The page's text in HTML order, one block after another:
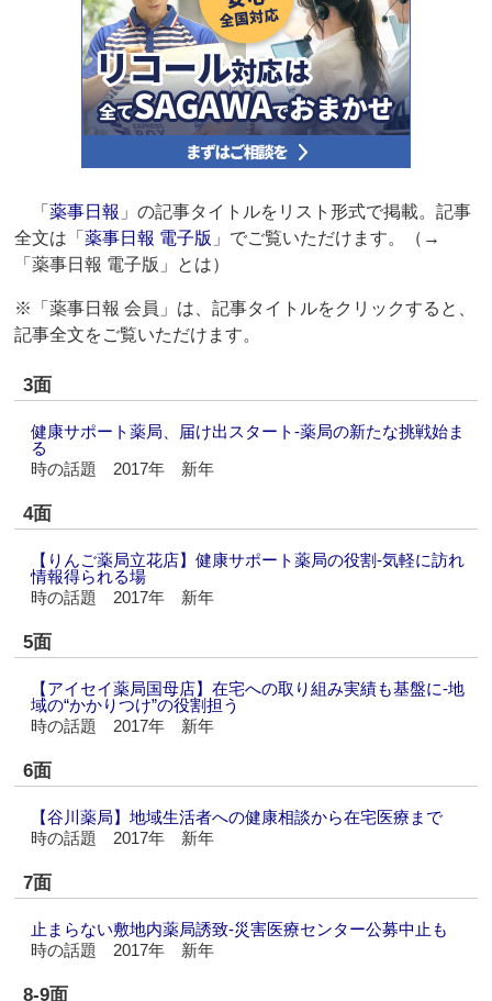
「薬事日報 」の記事タイトルをリスト形式で掲載。記事
全文は「薬事日報 電子版 」でご覧いただけます。（→
「薬事日報 電子版」とは）
※「薬事日報 会員」は、記事タイトルをクリックすると、
記事全文をご覧いただけます。
3面
健康サポート薬局、届け出スタート‐薬局の新たな挑戦始ま
る
時の話題 2017年 新年
4面
【りんご薬局立花店】健康サポート薬局の役割‐気軽に訪れ
情報得られる場
時の話題 2017年 新年
5面
【アイセイ薬局国母店】在宅への取り組み実績も基盤に‐地
域の“かかりつけ”の役割担う
時の話題 2017年 新年
6面
【谷川薬局】地域生活者への健康相談から在宅医療まで
時の話題 2017年 新年
7面
止まらない敷地内薬局誘致‐災害医療センター公募中止も
時の話題 2017年 新年
8-9面